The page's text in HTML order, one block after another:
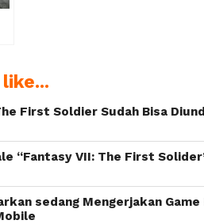
like...
First Soldier Sudah Bisa
“Fantasy VII: The First
sedang Mengerjakan